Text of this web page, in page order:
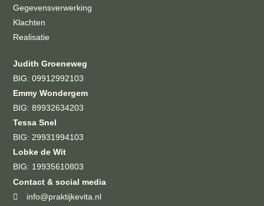
Gegevensverwerking
Klachten
Realisatie
Judith Groeneweg
BIG: 09912992103
Emmy Wondergem
BIG: 89932634203
Tessa Snel
BIG: 29931994103
Lobke de Wit
BIG: 19935610803
Contact & social media
info@praktijkevita.nl